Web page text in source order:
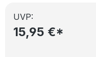
UVP:
15,95 €*